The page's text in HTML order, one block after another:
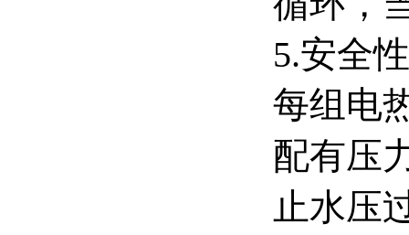
5.安全
每组电
配有压
止水压